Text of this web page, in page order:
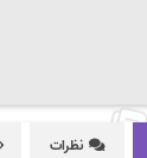
نظرات